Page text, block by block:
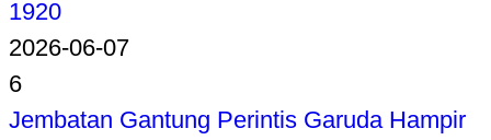
1920
2026-06-07
6
Jembatan Gantung Perintis Garuda Hampir